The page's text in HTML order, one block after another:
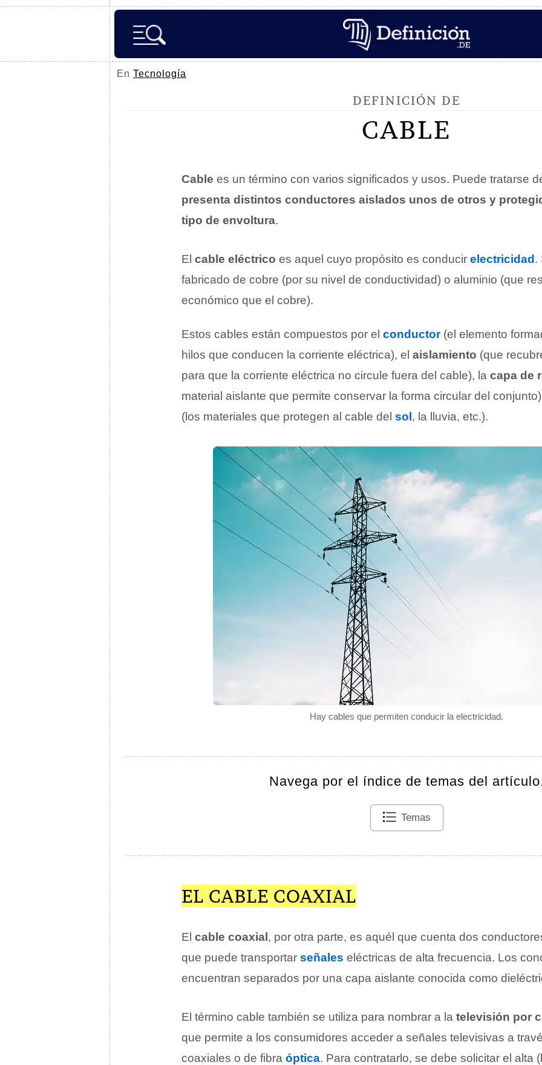
En Tecnología
DEFINICIÓN DE
CABLE
Hay cables que permiten conducir la electricidad.
Cable es un término con varios significados y usos. Puede tratarse
presenta distintos conductores aislados unos de otros y
tipo de envoltura.
El cable eléctrico es aquel cuyo propósito es conducir electricidad .
fabricado de cobre (por su nivel de conductividad) o aluminio (que
económico que el cobre).
Estos cables están compuestos por el conductor(el elemento
hilos que conducen la corriente eléctrica), el aislamiento (que
para que la corriente eléctrica no circule fuera del cable), la capa de
material aislante que permite conservar la forma circular del
(los materiales que protegen al cable del sol , la lluvia, etc.).
Navega por el índice de temas del
Temas
EL CABLE COAXIAL
El cable coaxial , por otra parte, es aquél que cuenta dos
que puede transportar señales eléctricas de alta frecuencia. Los
encuentran separados por una capa aislante conocida como
El término cable también se utiliza para nombrar a la televisión por
que permite a los consumidores acceder a señales televisivas a
coaxiales o de fibra óptica. Para contratarlo, se debe solicitar el alta